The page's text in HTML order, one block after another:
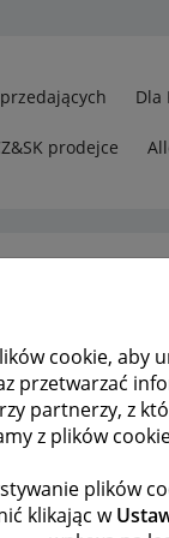
cookie, aby
przetwarzać
partnerzy, z
z plików
plików
klikając w
Dla
prodejce
Problem z